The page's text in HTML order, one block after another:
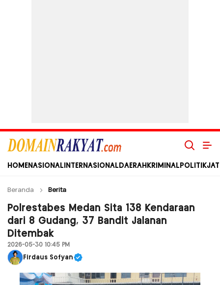
Domain Rakyat
Berita Hari Ini Terkini dan Terbaru Indonesia dan Internasional
HOME NASIONAL INTERNASIONAL DAERAH KRIMINAL POLITIK
Beranda Berita
Polrestabes Medan Sita 138 Kendaraan
dari 8 Gudang, 37 Bandit Jalanan
Ditembak
2026-05-30 10:45 PM
Firdaus Sofyan